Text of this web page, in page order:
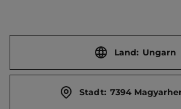
Land: Ungarn
Stadt: 7394